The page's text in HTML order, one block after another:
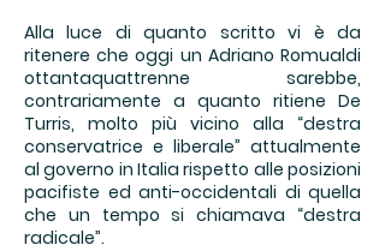
Alla luce di quanto scritto vi è da
ritenere che oggi un Adriano Romualdi
ottantaquattrenne sarebbe,
contrariamente a quanto ritiene De
Turris, molto più vicino alla “destra
conservatrice e liberale” attualmente
al governo in Italia rispetto alle posizioni
pacifiste ed anti-occidentali di quella
che un tempo si chiamava “destra
radicale”.